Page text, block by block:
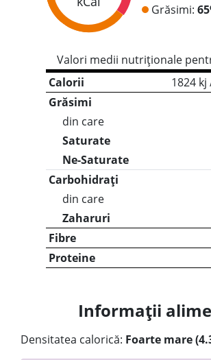
Grăsimi:
Valori medii nutriționale
Calorii
1824 kj
Grăsimi
din care
Saturate
Ne-Saturate
Carbohidrați
din care
Zaharuri
Fibre
Proteine
Informații
Densitatea calorică: Foarte mare